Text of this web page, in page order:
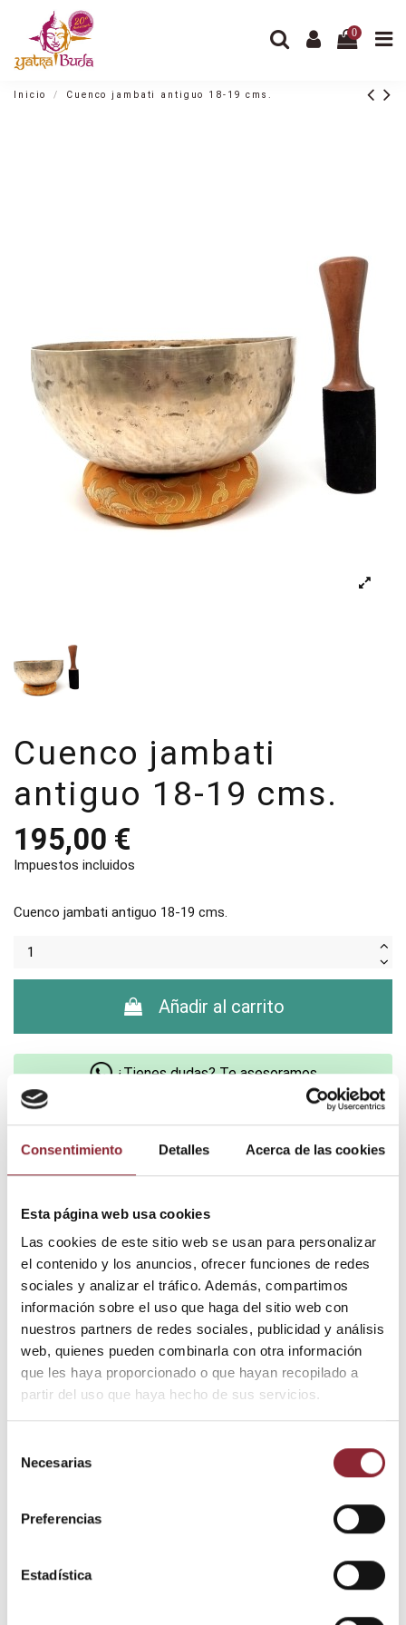
Consentimiento Detalles Acerca de las cookies
Esta página web usa cookies
Las cookies de este sitio web se usan para personalizar
el contenido y los anuncios, ofrecer funciones de redes
sociales y analizar el tráfico. Además, compartimos
información sobre el uso que haga del sitio web con
nuestros partners de redes sociales, publicidad y análisis
web, quienes pueden combinarla con otra información
que les haya proporcionado o que hayan recopilado a
partir del uso que haya hecho de sus servicios.
Necesarias
Preferencias
Estadística
0
Inicio Cuenco jambati antiguo 18-19 cms.
Cuenco jambati
antiguo 18-19 cms.
195,00 €
Impuestos incluidos
Cuenco jambati antiguo 18-19 cms.
Añadir al carrito
¿Tienes dudas? Te asesoramos
Envío gratis +60€
Entrega 24/72h
DESCUBRE NUESTRA TIENDA FÍSICA
Escucha la demostración